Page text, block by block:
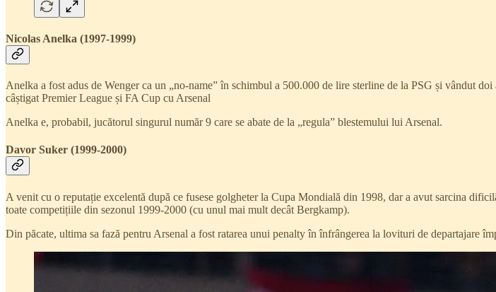
Nicolas Anelka (1997-1999)
Anelka a fost adus de Wenger ca un „no-name” în schimbul a 500.000 de lire sterline de la PSG și vândut
câștigat Premier League și FA Cup cu Arsenal
Anelka e, probabil, jucătorul singurul număr 9 care se abate de la „regula” blestemului lui Arsenal.
Davor Suker (1999-2000)
A venit cu o reputație excelentă după ce fusese golgheter la Cupa Mondială din 1998, dar a avut sarcina
toate competițiile din sezonul 1999-2000 (cu unul mai mult decât Bergkamp).
Din păcate, ultima sa fază pentru Arsenal a fost ratarea unui penalty în înfrângerea la lovituri de departajare